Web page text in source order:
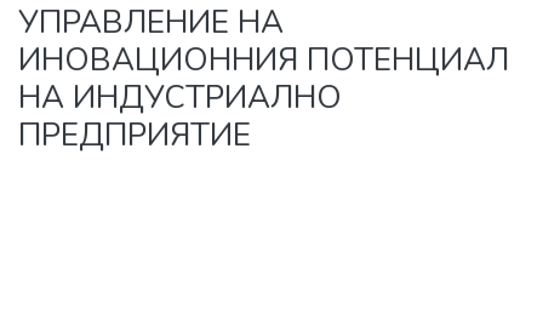
УПРАВЛЕНИЕ НА
ИНОВАЦИОННИЯ ПОТЕНЦИАЛ
НА ИНДУСТРИАЛНО
ПРЕДПРИЯТИЕ